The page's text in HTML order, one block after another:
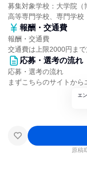
募集対象学校：大学院（
高等専門学校、専門学校
報酬・交通費
報酬・交通費
交通費は上限2000円まで
応募・選考の流れ
応募・選考の流れ
まずこちらのサイトから
エ
原稿